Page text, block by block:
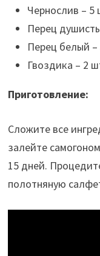
Чернослив – 5
Перец
Перец белый
Гвоздика – 2
Приготовление:
Сложите все
залейте
15 дней.
полотняную